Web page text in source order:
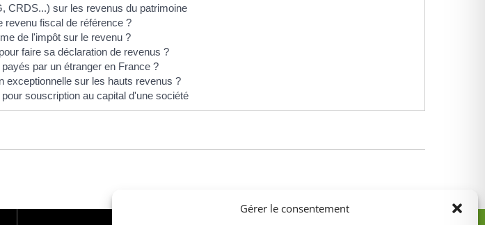
Gérer le consentement
CRDS...) sur les revenus du patrimoine
revenu fiscal de référence ?
de l'impôt sur le revenu ?
faire sa déclaration de revenus ?
par un étranger en France ?
exceptionnelle sur les hauts revenus ?
souscription au capital d'une société